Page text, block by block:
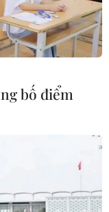
sắm thiết
phủ tiến hành
bố điểm